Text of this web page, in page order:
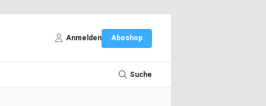
Anmelden Aboshop
Suche